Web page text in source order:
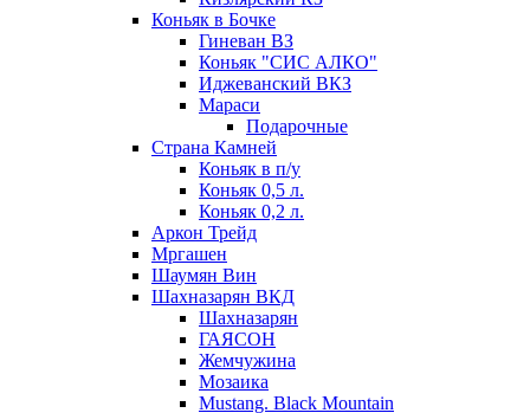
Коньяк в Бочке
Гиневан ВЗ
Коньяк "СИС АЛКО"
Иджеванский ВКЗ
Мараси
Подарочные
Страна Камней
Коньяк в п/у
Коньяк 0,5 л.
Коньяк 0,2 л.
Аркон Трейд
Мргашен
Шаумян Вин
Шахназарян ВКД
Шахназарян
ГАЯСОН
Жемчужина
Мозаика
Mustang. Black Mountain